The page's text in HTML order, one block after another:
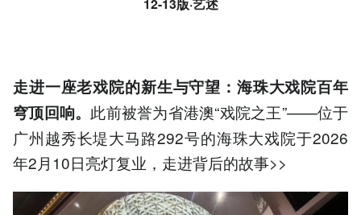
12-13版·艺述
走进一座老戏院的新生与守望：海珠大戏院百年
穹顶回响。 此前被誉为省港澳“戏院之王”——位于
广州越秀长堤大马路292号的海珠大戏院于2026
年2月10日亮灯复业，走进背后的故事>>